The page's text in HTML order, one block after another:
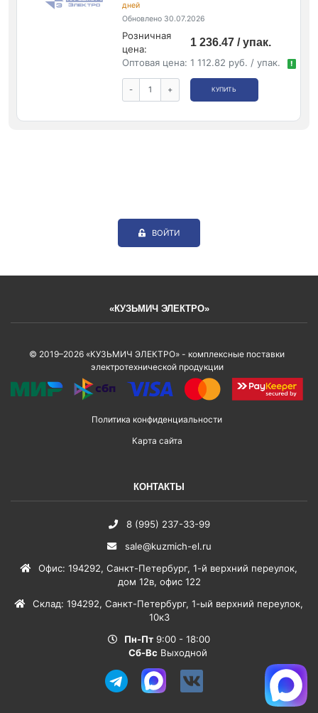
дней
Обновлено 30.07.2026
Розничная
цена:
1 236.47 / упак.
Оптовая цена: 1 112.82 руб. / упак. !
- + КУПИТЬ
ВОЙТИ
«КУЗЬМИЧ ЭЛЕКТРО»
© 2019–2026 «КУЗЬМИЧ ЭЛЕКТРО» - комплексные поставки
электротехнической продукции
Политика конфиденциальности
Карта сайта
КОНТАКТЫ
8 (995) 237-33-99
sale@kuzmich-el.ru
Офис: 194292, Санкт-Петербург, 1-й верхний переулок,
дом 12в, офис 122
Склад: 194292, Санкт-Петербург, 1-ый верхний переулок,
10к3
Пн-Пт 9:00 - 18:00
Сб-Вс Выходной